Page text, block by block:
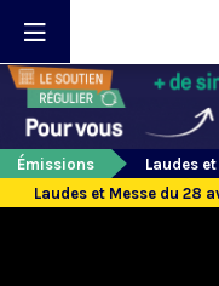
Émissions
Laudes
Laudes et Messe du 28